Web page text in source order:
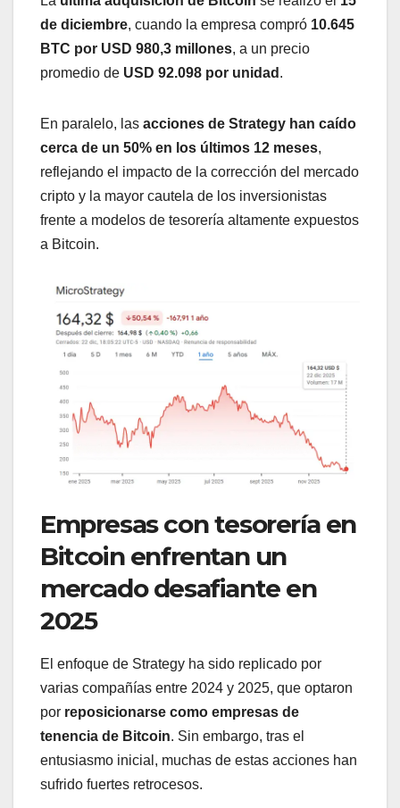
de diciembre, cuando la empresa compró 10.645
BTC por USD 980,3 millones, a un precio
promedio de USD 92.098 por unidad .
En paralelo, las acciones de Strategy han caído
cerca de un 50% en los últimos 12 meses,
reflejando el impacto de la corrección del mercado
cripto y la mayor cautela de los inversionistas
frente a modelos de tesorería altamente expuestos
a Bitcoin.
Empresas con tesorería en
Bitcoin enfrentan un
mercado desafiante en
2025
El enfoque de Strategy ha sido replicado por
varias compañías entre 2024 y 2025, que optaron
por reposicionarse como empresas de
tenencia de Bitcoin. Sin embargo, tras el
entusiasmo inicial, muchas de estas acciones han
sufrido fuertes retrocesos.